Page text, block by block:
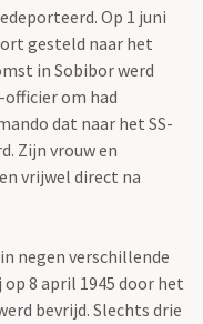
Op 1 juni
gesteld naar het
in Sobibor werd
officier om had
dat naar het SS-
Zijn vrouw en
vrijwel direct na
negen verschillende
8 april 1945 door het
bevrijd. Slechts drie